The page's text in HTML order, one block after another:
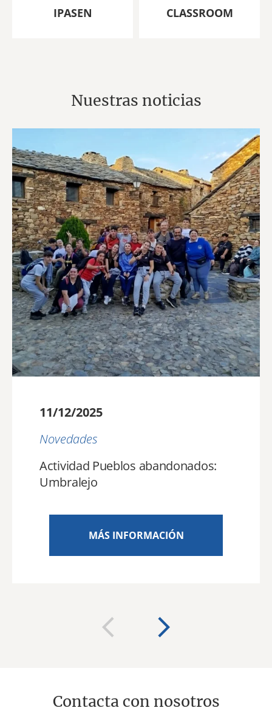
IPASEN CLASSROOM
Nuestras noticias
11/12/2025
Novedades
Actividad Pueblos abandonados:
Umbralejo
MÁS INFORMACIÓN
Contacta con nosotros